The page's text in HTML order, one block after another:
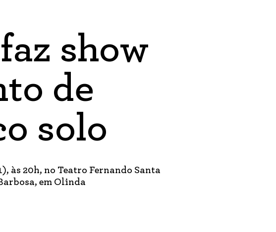
show
de
solo
às 20h, no Teatro Fernando Santa
em Olinda